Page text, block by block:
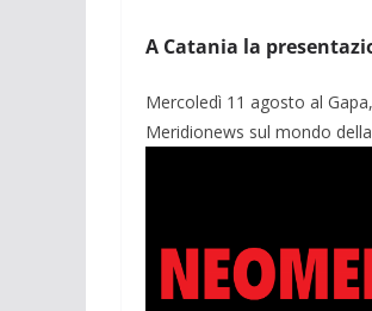
A Catania la
Mercoledì 11 agosto al
Meridionews sul mondo